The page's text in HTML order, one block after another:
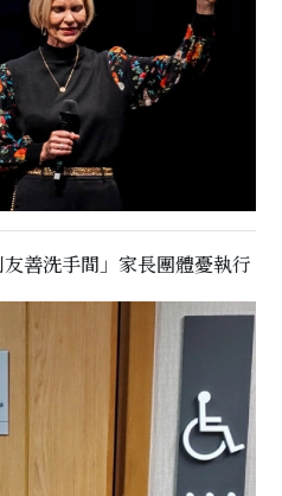
善洗手間」家長團體憂執行